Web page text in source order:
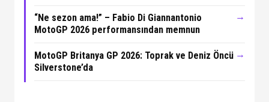
“Ne sezon ama!” – Fabio Di Giannantonio
MotoGP 2026 performansından memnun
→
MotoGP Britanya GP 2026: Toprak ve Deniz Öncü
Silverstone’da
→